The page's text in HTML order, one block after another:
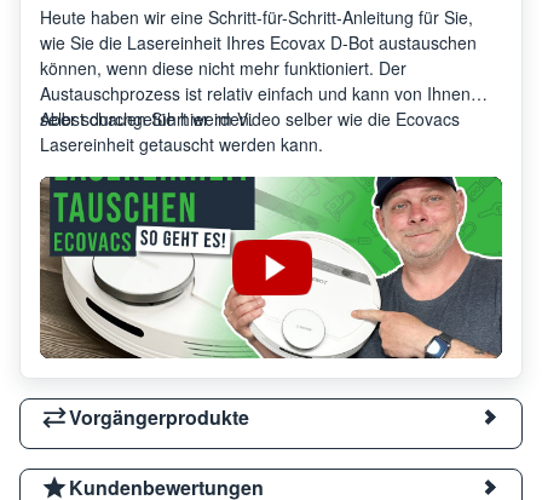
Heute haben wir eine Schritt-für-Schritt-Anleitung für Sie,
wie Sie die Lasereinheit Ihres Ecovax D-Bot austauschen
können, wenn diese nicht mehr funktioniert. Der
Austauschprozess ist relativ einfach und kann von Ihnen
selbst durchgeführt werden.
Aber schauen Sie hier im Video selber wie die Ecovacs
Lasereinheit getauscht werden kann.
Vorgängerprodukte
Kundenbewertungen